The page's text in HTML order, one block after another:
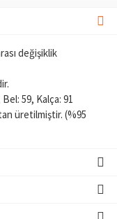
değişiklik
59, Kalça: 91
üretilmiştir. (%95